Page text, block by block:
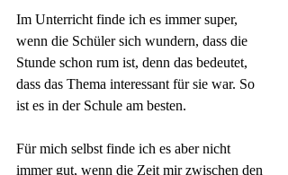
Im Unterricht finde ich es immer super,
wenn die Schüler sich wundern, dass die
Stunde schon rum ist, denn das bedeutet,
dass das Thema interessant für sie war. So
ist es in der Schule am besten.
Für mich selbst finde ich es aber nicht
immer gut, wenn die Zeit mir zwischen den